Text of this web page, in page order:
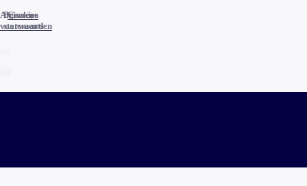
Algemene
voorwaarden
Privacy
statements
Cookies